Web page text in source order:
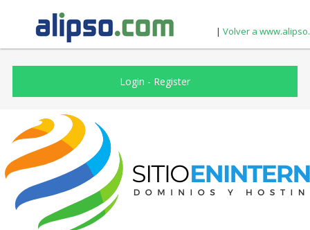
| Volver a
Login - Register